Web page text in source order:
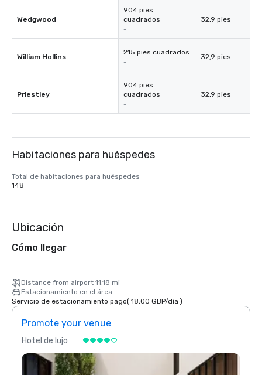
Wedgwood
904 pies
cuadrados
-
32,9 pies
William Hollins
215 pies cuadrados
-
32,9 pies
Priestley
904 pies
cuadrados
-
32,9 pies
Habitaciones para huéspedes
Total de habitaciones para huéspedes
148
Ubicación
Cómo llegar
Distance from airport 11.18 mi
Estacionamiento en el área
Servicio de estacionamiento pago( 18,00 GBP/día )
Promote your venue
Hotel de lujo